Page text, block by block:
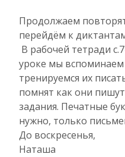
Продолжаем
перейдём к
В рабочей тетради
уроке мы вспоминаем
тренируемся их
помнят как они
задания. Печатные
нужно, только
До воскресенья,
Наташа